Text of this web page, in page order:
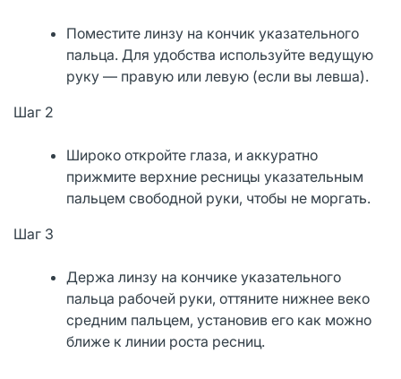
Поместите линзу на кончик указательного
пальца. Для удобства используйте ведущую
руку — правую или левую (если вы левша).
Шаг 2
Широко откройте глаза, и аккуратно
прижмите верхние ресницы указательным
пальцем свободной руки, чтобы не моргать.
Шаг 3
Держа линзу на кончике указательного
пальца рабочей руки, оттяните нижнее веко
средним пальцем, установив его как можно
ближе к линии роста ресниц.